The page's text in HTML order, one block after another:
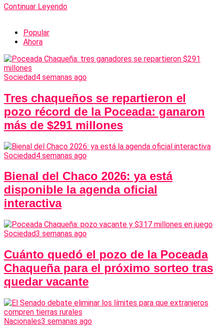
Continuar Leyendo
Popular
Ahora
Sociedad4 semanas ago
Tres chaqueños se repartieron el
pozo récord de la Poceada: ganaron
más de $291 millones
Sociedad4 semanas ago
Bienal del Chaco 2026: ya está
disponible la agenda oficial
interactiva
Sociedad3 semanas ago
Cuánto quedó el pozo de la Poceada
Chaqueña para el próximo sorteo tras
quedar vacante
Nacionales3 semanas ago